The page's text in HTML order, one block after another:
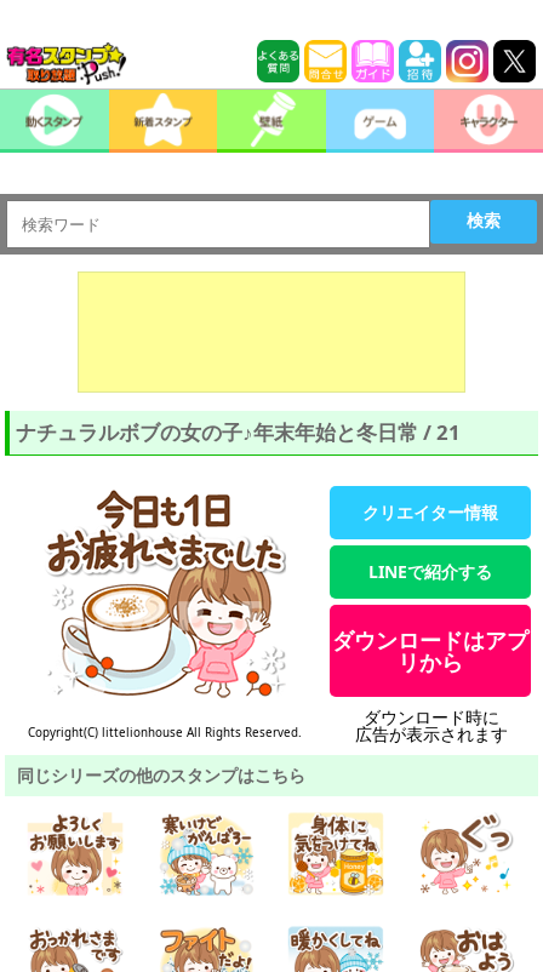
検索
ナチュラルボブの女の子♪年末年始と冬日常 / 21
Copyright(C) littelionhouse All Rights Reserved.
クリエイター情報
LINEで紹介する
ダウンロードはアプ
リから
ダウンロード時に
広告が表示されます
同じシリーズの他のスタンプはこちら